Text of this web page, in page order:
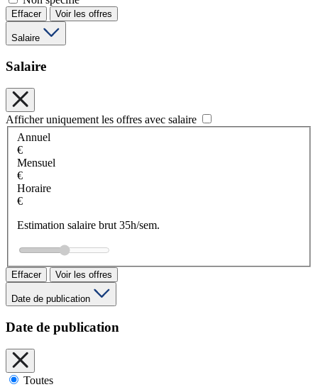
Effacer Voir les offres
Salaire
Salaire
Afficher uniquement les offres avec salaire
Annuel
€
Mensuel
€
Horaire
€
Estimation salaire brut 35h/sem.
Effacer Voir les offres
Date de publication
Date de publication
Toutes